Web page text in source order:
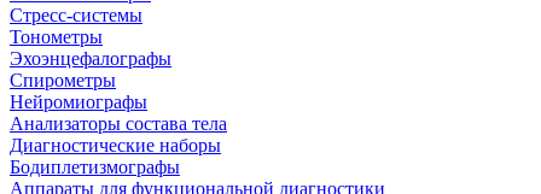
Стресс-системы
Тонометры
Эхоэнцефалографы
Спирометры
Нейромиографы
Анализаторы состава тела
Диагностические наборы
Бодиплетизмографы
Аппараты для функциональной диагностики